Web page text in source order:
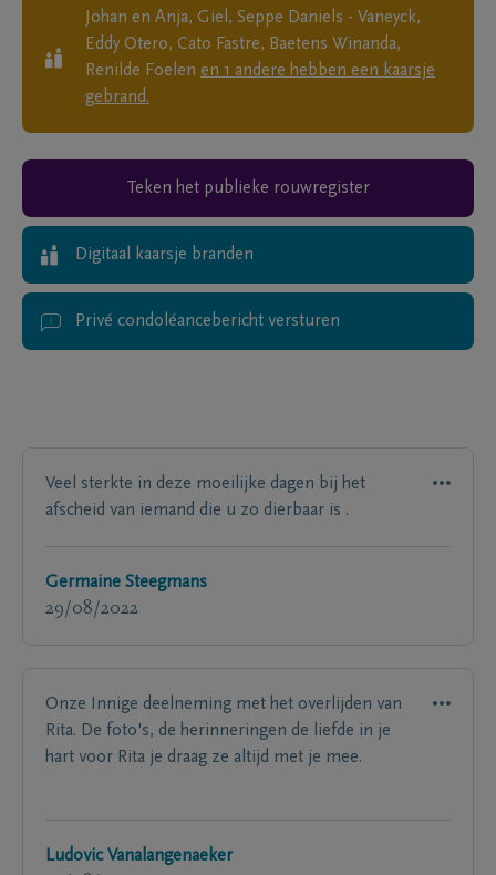
Johan en Anja, Giel, Seppe Daniels - Vaneyck,
Eddy Otero, Cato Fastre, Baetens Winanda,
Renilde Foelen en 1 andere hebben een kaarsje
gebrand.
Teken het publieke rouwregister
Digitaal kaarsje branden
Privé condoléancebericht versturen
Veel sterkte in deze moeilijke dagen bij het
afscheid van iemand die u zo dierbaar is .
Germaine Steegmans
29/08/2022
Onze Innige deelneming met het overlijden van
Rita. De foto's, de herinneringen de liefde in je
hart voor Rita je draag ze altijd met je mee.
Ludovic Vanalangenaeker